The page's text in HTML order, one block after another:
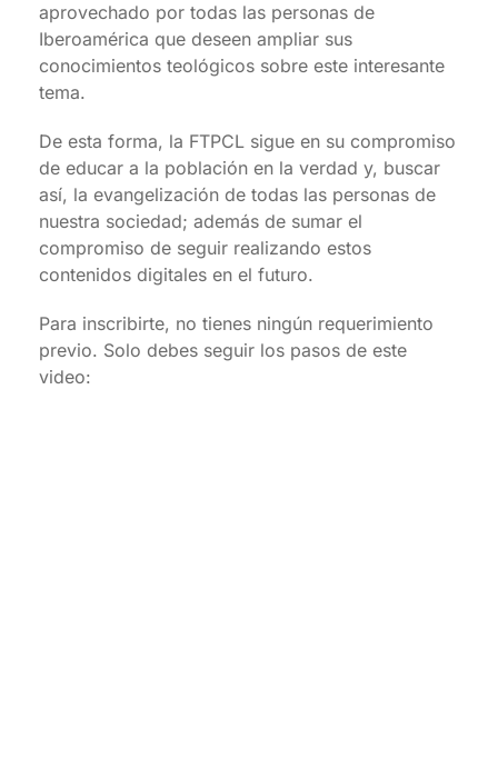
aprovechado por todas las personas de
Iberoamérica que deseen ampliar sus
conocimientos teológicos sobre este interesante
tema.
De esta forma, la FTPCL sigue en su compromiso
de educar a la población en la verdad y, buscar
así, la evangelización de todas las personas de
nuestra sociedad; además de sumar el
compromiso de seguir realizando estos
contenidos digitales en el futuro.
Para inscribirte, no tienes ningún requerimiento
previo. Solo debes seguir los pasos de este
video: